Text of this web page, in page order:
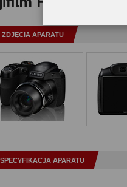
ZDJĘCIA APARATU
SPECYFIKACJA APARATU